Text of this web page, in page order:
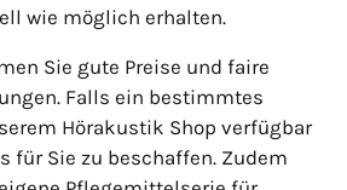
wie möglich erhalten.
Sie gute Preise und faire
Falls ein bestimmtes
Hörakustik Shop verfügbar
für Sie zu beschaffen. Zudem